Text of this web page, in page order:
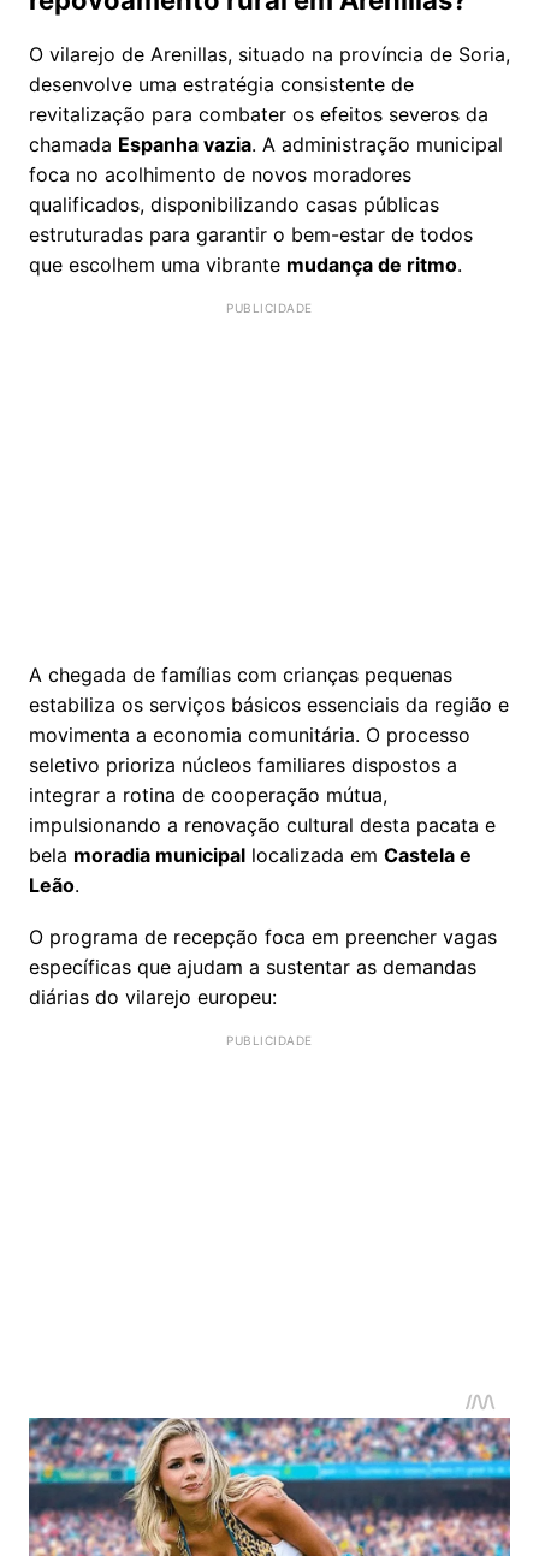
O vilarejo de Arenillas, situado na província de Soria,
desenvolve uma estratégia consistente de
revitalização para combater os efeitos severos da
chamada Espanha vazia. A administração municipal
foca no acolhimento de novos moradores
qualificados, disponibilizando casas públicas
estruturadas para garantir o bem-estar de todos
que escolhem uma vibrante mudança de ritmo.
A chegada de famílias com crianças pequenas
estabiliza os serviços básicos essenciais da região e
movimenta a economia comunitária. O processo
seletivo prioriza núcleos familiares dispostos a
integrar a rotina de cooperação mútua,
impulsionando a renovação cultural desta pacata e
bela moradia municipal localizada em Castela e
Leão.
O programa de recepção foca em preencher vagas
específicas que ajudam a sustentar as demandas
diárias do vilarejo europeu: